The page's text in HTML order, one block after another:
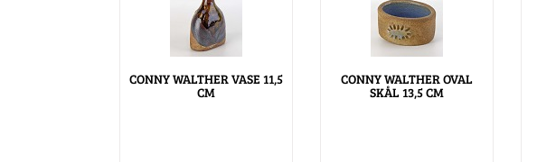
CONNY WALTHER VASE 11,5
CM
CONNY WALTHER OVAL
SKÅL 13,5 CM